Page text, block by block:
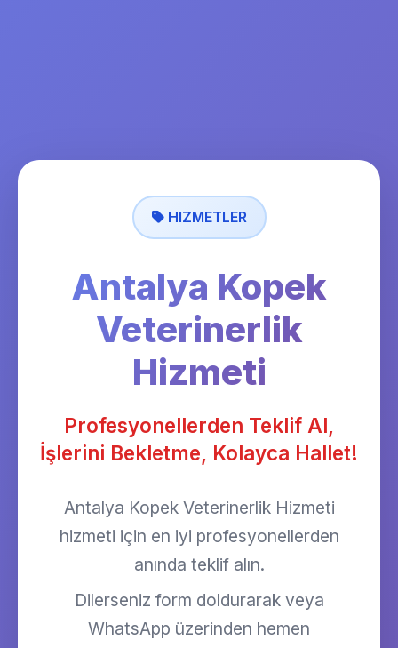
HIZMETLER
Antalya Kopek
Veterinerlik
Hizmeti
Profesyonellerden Teklif Al,
İşlerini Bekletme, Kolayca Hallet!
Antalya Kopek Veterinerlik Hizmeti
hizmeti için en iyi profesyonellerden
anında teklif alın.
Dilerseniz form doldurarak veya
WhatsApp üzerinden hemen